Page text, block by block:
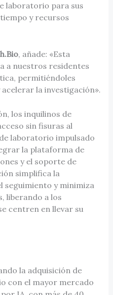
laboratorio para sus
y recursos
, añade: «Esta
a nuestros residentes
permitiéndoles
la investigación».
los inquilinos de
sin fisuras al
laboratorio impulsado
la plataforma de
y el soporte de
simplifica la
seguimiento y minimiza
liberando a los
centren en llevar su
la adquisición de
con el mayor mercado